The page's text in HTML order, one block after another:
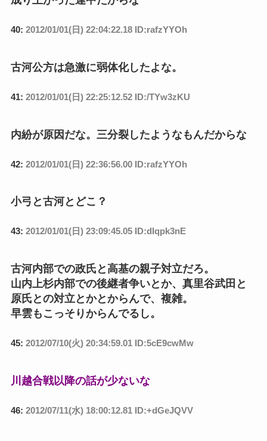
40: 2012/01/01(日) 22:04:22.18 ID:rafzYYOh
古河公方は急激に弱体化したよな。
41: 2012/01/01(日) 22:25:12.52 ID:/TYw3zKU
内紛が原因だな。三分裂したようなもんだからな
42: 2012/01/01(日) 22:36:56.00 ID:rafzYYOh
小弓と古河とどこ？
43: 2012/01/01(日) 23:09:45.05 ID:dIqpk3nE
古河内部での政氏と高基の親子対立だろ。
山内上杉内部での後継者争いとか、真里谷武田と
原氏との対立とかとからんで、複雑。
早雲もこっそりからんでるし。
45: 2012/07/10(火) 20:34:59.01 ID:5cE9cwMw
川越合戦以降の話が少ないな
46: 2012/07/11(水) 18:00:12.81 ID:+dGeJQVV